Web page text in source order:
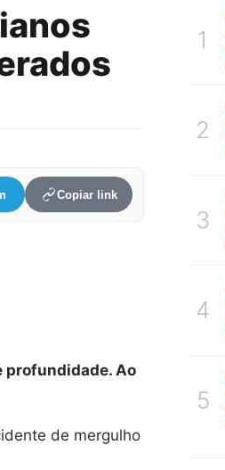
Copiar link
profundidade. Ao
de mergulho
1
2
3
4
5